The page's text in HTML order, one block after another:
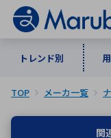
トレンド別
トレン
用途別
マーケ
商品別
メーカ
TOP メーカ一覧
関